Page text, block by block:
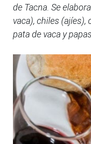
de Tacna. Se
vaca), chiles (ajíes),
pata de vaca y